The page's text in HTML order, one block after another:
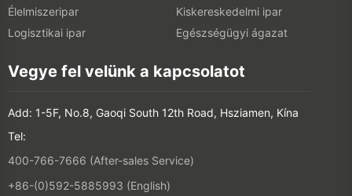
Élelmiszeripar
Kiskereskedelmi ipar
Logisztikai ipar
Egészségügyi ágazat
Vegye fel velünk a kapcsolatot
Add: 1-5F, No.8, Gaoqi South 12th Road, Hsziamen, Kína
Tel:
400-766-7666 (After-sales Service)
+86-(0)592-5885993 (English)